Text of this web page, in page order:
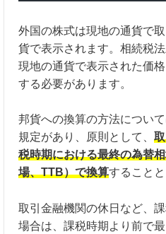
外国の株式は現地の通貨で
貨で表示されます。相続税
現地の通貨で表示された価
する必要があります。
邦貨への換算の方法につい
規定があり、原則として、
税時期における最終の為替
場、TTB）で換算することと
取引金融機関の休日など、
場合は、課税時期より前で